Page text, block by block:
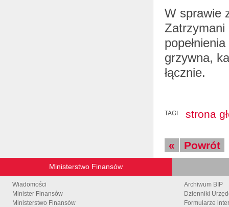
W sprawie
Zatrzymani
grzywna,
łącznie.
TAGI strona
« Powrót
Ministerstwo Finansów
Wiadomości
Minister Finansów
Ministerstwo Finansów
Archiwum BIP
Dzienniki
Formularze